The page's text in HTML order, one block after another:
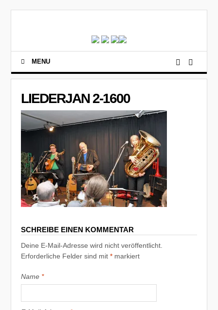
MENU
LIEDERJAN 2-1600
SCHREIBE EINEN KOMMENTAR
Deine E-Mail-Adresse wird nicht veröffentlicht.
Erforderliche Felder sind mit* markiert
Name *